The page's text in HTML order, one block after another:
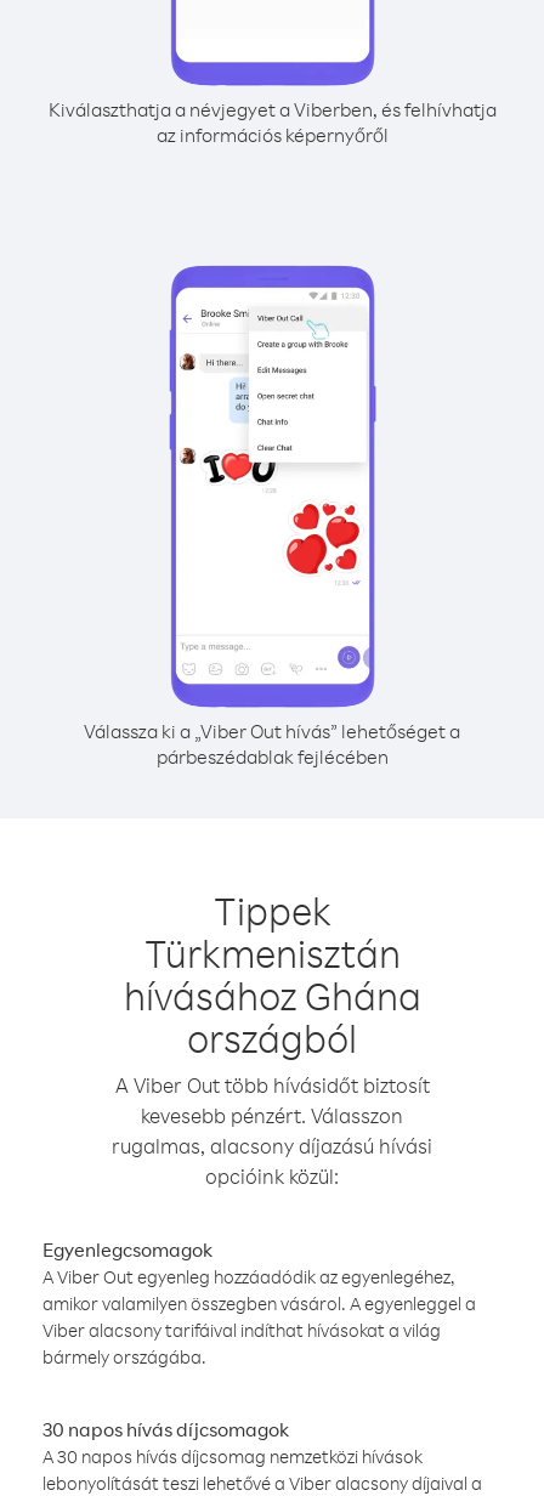
Kiválaszthatja a névjegyet a Viberben, és felhívhatja
az információs képernyőről
Válassza ki a „Viber Out hívás” lehetőséget a
párbeszédablak fejlécében
Tippek
Türkmenisztán
hívásához Ghána
országból
A Viber Out több hívásidőt biztosít
kevesebb pénzért. Válasszon
rugalmas, alacsony díjazású hívási
opcióink közül:
Egyenlegcsomagok
A Viber Out egyenleg hozzáadódik az egyenlegéhez,
amikor valamilyen összegben vásárol. A egyenleggel a
Viber alacsony tarifáival indíthat hívásokat a világ
bármely országába.
30 napos hívás díjcsomagok
A 30 napos hívás díjcsomag nemzetközi hívások
lebonyolítását teszi lehetővé a Viber alacsony díjaival a